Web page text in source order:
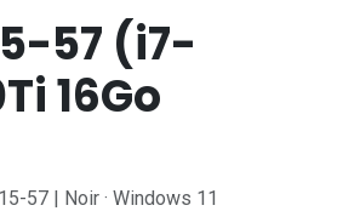
57 (i7-
16Go
57 | Noir · Windows 11